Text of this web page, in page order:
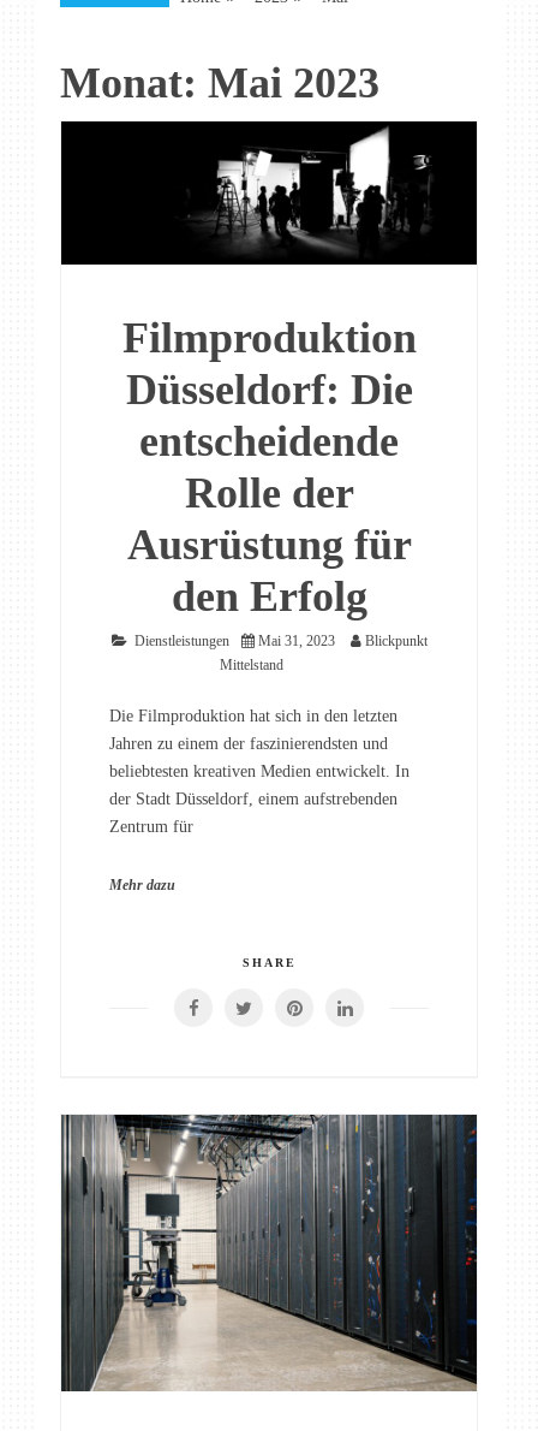
Monat: Mai 2023
Filmproduktion
Düsseldorf: Die
entscheidende
Rolle der
Ausrüstung für
den Erfolg
Dienstleistungen Mai 31, 2023
Blickpunkt
Mittelstand
Die Filmproduktion hat sich in den letzten
Jahren zu einem der faszinierendsten und
beliebtesten kreativen Medien entwickelt. In
der Stadt Düsseldorf, einem aufstrebenden
Zentrum für
Mehr dazu
SHARE